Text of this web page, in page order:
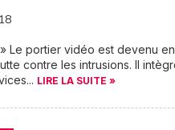
Le portier vidéo est devenu
contre les intrusions. Il
LIRE LA SUITE »